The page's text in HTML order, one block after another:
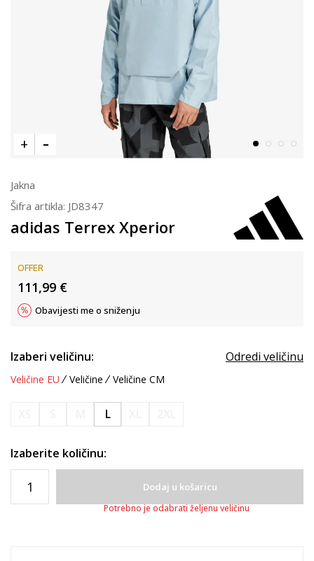
Jakna
Šifra artikla: JD8347
adidas Terrex Xperior
OFFER
111,99 €
Obavijesti me o sniženju
Izaberi veličinu: Odredi veličinu
Veličine EU Veličine Veličine CM
L
Izaberite količinu:
Dodaj u košaricu
Potrebno je odabrati željenu veličinu